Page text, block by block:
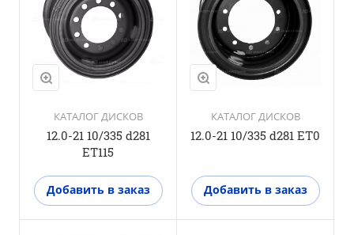
КАТАЛОГ ДИСКОВ
12.0-21 10/335 d281
ET115
Добавить в заказ
КАТАЛОГ ДИСКОВ
12.0-21 10/335 d281 ET0
Добавить в заказ